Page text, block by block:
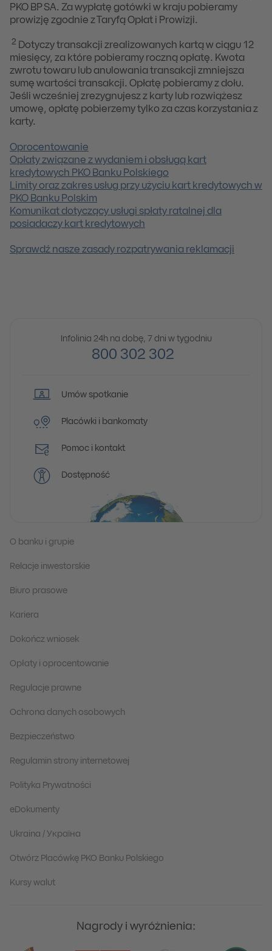
PKO BP SA. Za wypłatę gotówki w kraju pobieramy
prowizję zgodnie z Taryfą Opłat i Prowizji.
2 Dotyczy transakcji zrealizowanych kartą w ciągu 12
miesięcy, za które pobieramy roczną opłatę. Kwota
zwrotu towaru lub anulowania transakcji zmniejsza
sumę wartości transakcji. Opłatę pobieramy z dołu.
Jeśli wcześniej zrezygnujesz z karty lub rozwiążesz
umowę, opłatę pobierzemy tylko za czas korzystania z
karty.
Oprocentowanie
Opłaty związane z wydaniem i obsługą kart
kredytowych PKO Banku Polskiego
Limity oraz zakres usług przy użyciu kart kredytowych w
PKO Banku Polskim
Komunikat dotyczący usługi spłaty ratalnej dla
posiadaczy kart kredytowych
Sprawdź nasze zasady rozpatrywania reklamacji
Infolinia 24h na dobę, 7 dni w tygodniu
800 302 302
Umów spotkanie
Placówki i bankomaty
Pomoc i kontakt
Dostępność
O banku i grupie
Relacje inwestorskie
Biuro prasowe
Kariera
Dokończ wniosek
Opłaty i oprocentowanie
Regulacje prawne
Ochrona danych osobowych
Bezpieczeństwo
Regulamin strony internetowej
Polityka Prywatności
eDokumenty
Ukraina / Україна
Otwórz Placówkę PKO Banku Polskiego
Kursy walut
Nagrody i wyróżnienia: